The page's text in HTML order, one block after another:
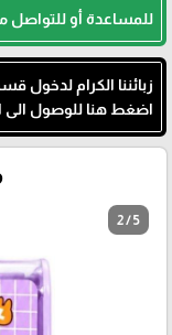
للمساعدة أو
زبائننا الكرام لدخول
اضغط هنا للوصول الى
2 / 5